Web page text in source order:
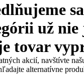
už nie
tovar
akcií, navštívte
alternatívne